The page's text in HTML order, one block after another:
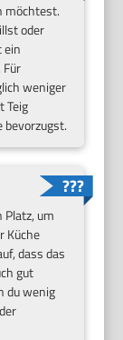
möchtest.
oder
ein
weniger
Teig
bevorzugst.
um
Küche
dass das
gut
du wenig